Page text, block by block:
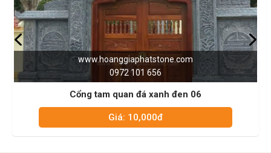
www.hoanggiaphatstone.com
0972 101 656
Cổng tam quan đá xanh đen 05